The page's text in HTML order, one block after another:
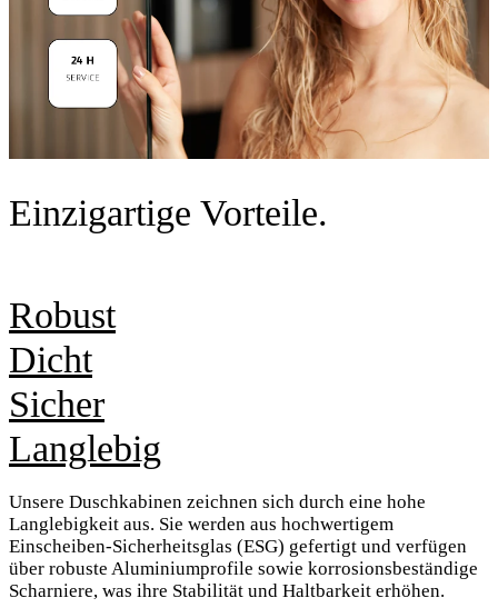
Einzigartige Vorteile.
Robust
Unsere Duschkabinen zeichnen sich durch eine hohe
Langlebigkeit aus. Sie werden aus hochwertigem
Einscheiben-Sicherheitsglas (ESG) gefertigt und verfügen
über robuste Aluminiumprofile sowie korrosionsbeständige
Scharniere, was ihre Stabilität und Haltbarkeit erhöhen.
Dicht
Sicher
Langlebig